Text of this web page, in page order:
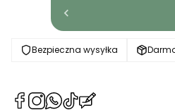
Bezpieczna wysyłka
(Otwiera
(Otwiera
(Otwiera
(Otwiera
(Otwiera